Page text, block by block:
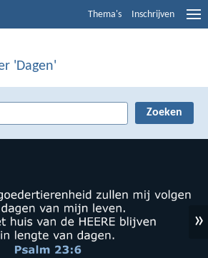
Thema's Inschrijven
'Dagen'
»